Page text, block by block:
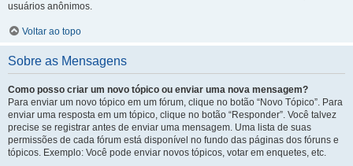
usuários anônimos.
Voltar ao topo
Sobre as Mensagens
Como posso criar um novo tópico ou enviar uma nova mensagem?
Para enviar um novo tópico em um fórum, clique no botão “Novo Tópico”. Para
enviar uma resposta em um tópico, clique no botão “Responder”. Você talvez
precise se registrar antes de enviar uma mensagem. Uma lista de suas
permissões de cada fórum está disponível no fundo das páginas dos fóruns e
tópicos. Exemplo: Você pode enviar novos tópicos, votar em enquetes, etc.